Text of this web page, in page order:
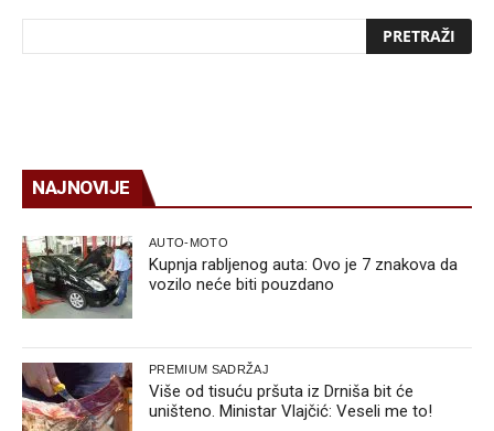
NAJNOVIJE
AUTO-MOTO
Kupnja rabljenog auta: Ovo je 7 znakova da
vozilo neće biti pouzdano
PREMIUM SADRŽAJ
Više od tisuću pršuta iz Drniša bit će
uništeno. Ministar Vlajčić: Veseli me to!